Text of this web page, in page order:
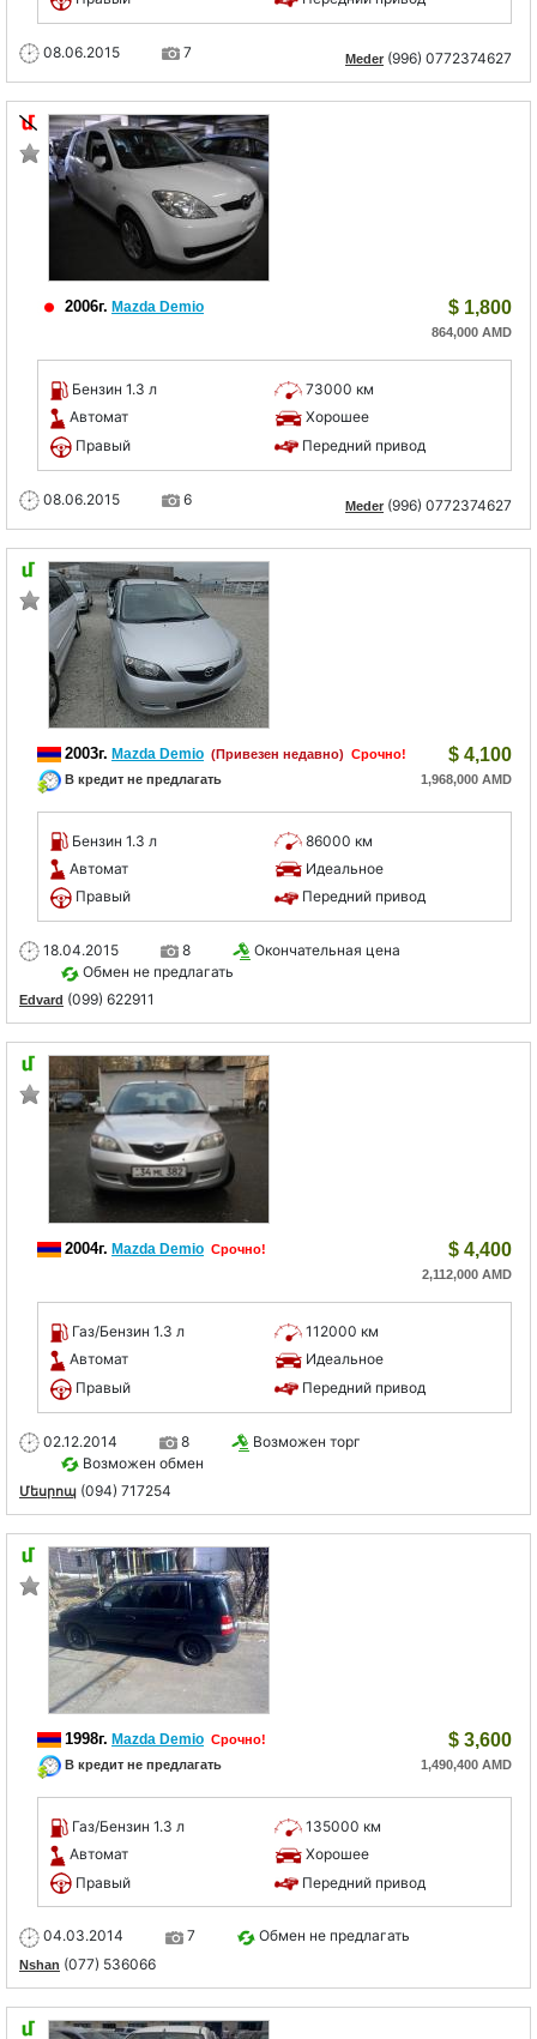
08.06.2015 7 Meder (996) 0772374627
2006г. Mazda Demio $ 1,800
864,000 AMD
Бензин 1.3 л
73000 км
Автомат
Хорошее
Правый
Передний привод
08.06.2015 6 Meder (996) 0772374627
2003г. Mazda Demio (Привезен недавно) Срочно! $ 4,100
В кредит не предлагать 1,968,000 AMD
Бензин 1.3 л
86000 км
Автомат
Идеальное
Правый
Передний привод
18.04.2015 8
Окончательная цена
Обмен не предлагать
Edvard (099) 622911
2004г. Mazda Demio Срочно! $ 4,400
2,112,000 AMD
Газ/Бензин 1.3 л
112000 км
Автомат
Идеальное
Правый
Передний привод
02.12.2014 8
Возможен торг
Возможен обмен
Մեսրոպ (094) 717254
1998г. Mazda Demio Срочно! $ 3,600
В кредит не предлагать 1,490,400 AMD
Газ/Бензин 1.3 л
135000 км
Автомат
Хорошее
Правый
Передний привод
04.03.2014 7 Обмен не предлагать
Nshan (077) 536066